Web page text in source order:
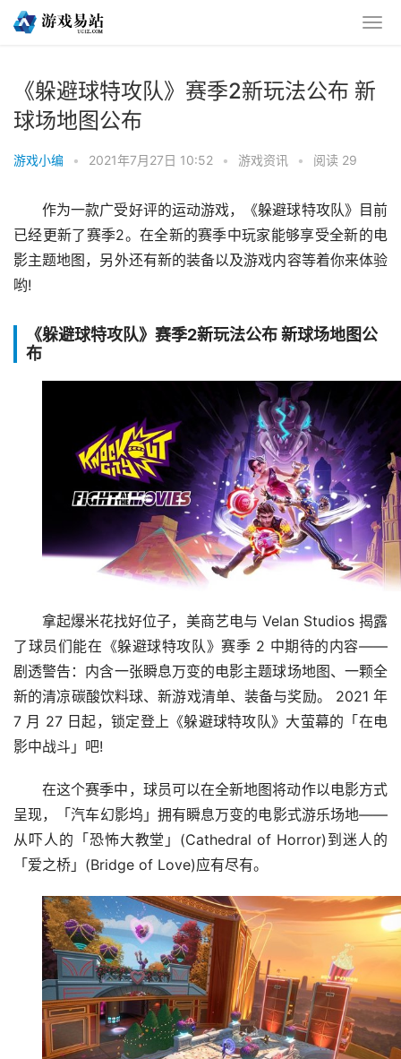
《躲避球特攻队》赛季2新玩法公布 新
球场地图公布
游戏小编 • 2021年7月27日 10:52 • 游戏资讯 • 阅读 29
作为一款广受好评的运动游戏，《躲避球特攻队》目前
已经更新了赛季2。在全新的赛季中玩家能够享受全新的电
影主题地图，另外还有新的装备以及游戏内容等着你来体验
哟!
《躲避球特攻队》赛季2新玩法公布 新球场地图公
布
拿起爆米花找好位子，美商艺电与 Velan Studios 揭露
了球员们能在《躲避球特攻队》赛季 2 中期待的内容——
剧透警告：内含一张瞬息万变的电影主题球场地图、一颗全
新的清凉碳酸饮料球、新游戏清单、装备与奖励。 2021 年
7 月 27 日起，锁定登上《躲避球特攻队》大萤幕的「在电
影中战斗」吧!
在这个赛季中，球员可以在全新地图将动作以电影方式
呈现，「汽车幻影坞」拥有瞬息万变的电影式游乐场地——
从吓人的「恐怖大教堂」(Cathedral of Horror)到迷人的
「爱之桥」(Bridge of Love)应有尽有。